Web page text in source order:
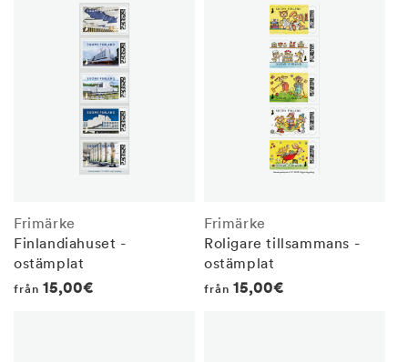
Frimärke
Finlandiahuset -
ostämplat
Regular
från 15,00€
Frimärke
Roligare tillsammans -
ostämplat
Regular
från 15,00€